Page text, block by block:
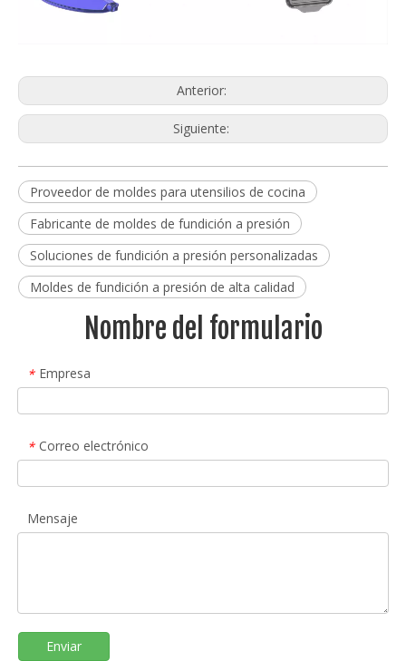
Anterior:
Siguiente:
Proveedor de moldes para utensilios de cocina
Fabricante de moldes de fundición a presión
Soluciones de fundición a presión personalizadas
Moldes de fundición a presión de alta calidad
Nombre del formulario
* Empresa
* Correo electrónico
Mensaje
Enviar